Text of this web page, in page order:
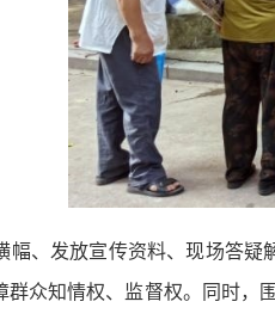
幅、发放宣传资料、现场答
群众知情权、监督权。同时，